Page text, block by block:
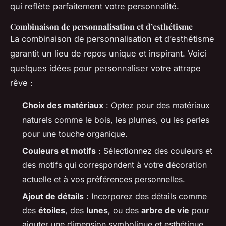
qui reflète parfaitement votre personnalité.
Combinaison de personnalisation et d’esthétisme
La combinaison de personnalisation et d’esthétisme
garantit un lieu de repos unique et inspirant. Voici
quelques idées pour personnaliser votre attrape
rêve :
Choix des matériaux : Optez pour des matériaux
naturels comme le bois, les plumes, ou les perles
pour une touche organique.
Couleurs et motifs : Sélectionnez des couleurs et
des motifs qui correspondent à votre décoration
actuelle et à vos préférences personnelles.
Ajout de détails : Incorporez des détails comme
des étoiles, des lunes, ou des arbre de vie pour